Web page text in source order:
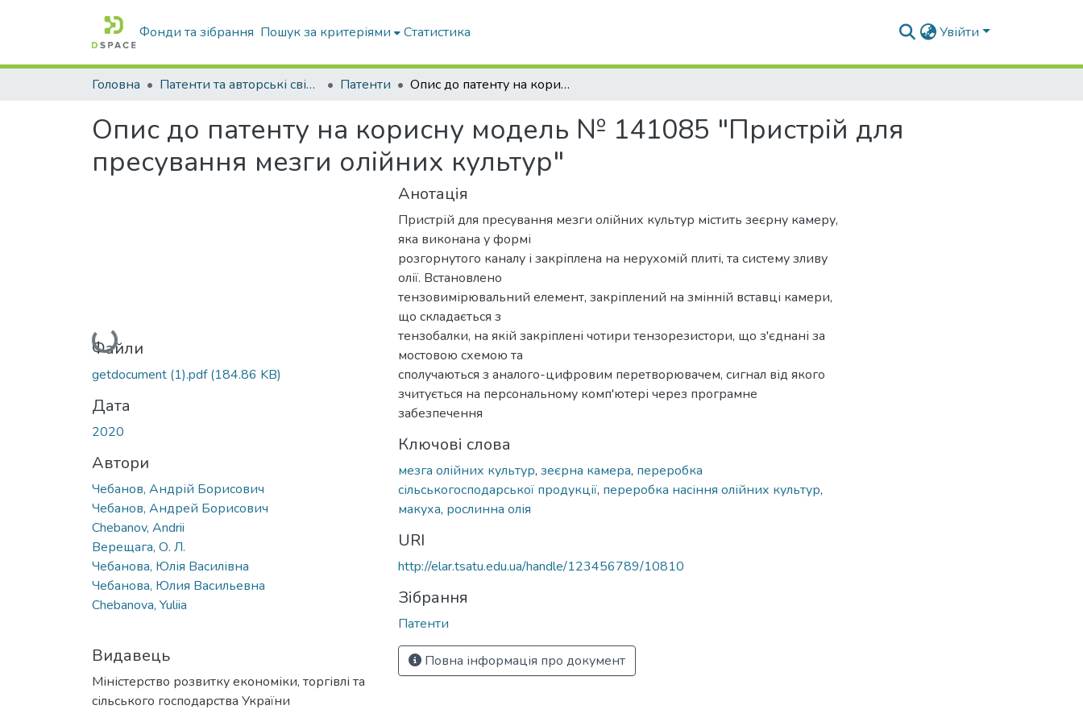
Фонди та зібрання Пошук за критеріями Статистика Увійти
Головна Патенти та авторські свідоцтва Патенти Опис до патенту на корисну модель № 141085 "Пристрій для пресування мезги олійних культур"
Опис до патенту на корисну модель № 141085 "Пристрій для
пресування мезги олійних культур"
Вантажиться...
Файли
getdocument (1).pdf(184.86 KB)
Дата
2020
Автори
Чебанов, Андрій Борисович
Чебанов, Андрей Борисович
Chebanov, Andrii
Верещага, О. Л.
Чебанова, Юлія Василівна
Чебанова, Юлия Васильевна
Chebanova, Yuliia
Видавець
Міністерство розвитку економіки, торгівлі та
сільського господарства України
Анотація
Пристрій для пресування мезги олійних культур містить зеєрну камеру,
яка виконана у формі
розгорнутого каналу і закріплена на нерухомій плиті, та систему зливу
олії. Встановлено
тензовимірювальний елемент, закріплений на змінній вставці камери,
що складається з
тензобалки, на якій закріплені чотири тензорезистори, що з'єднані за
мостовою схемою та
сполучаються з аналого-цифровим перетворювачем, сигнал від якого
зчитується на персональному комп'ютері через програмне
забезпечення
Ключові слова
мезга олійних культур, зеєрна камера, переробка
сільськогосподарської продукції, переробка насіння олійних культур,
макуха, рослинна олія
URI
http://elar.tsatu.edu.ua/handle/123456789/10810
Зібрання
Патенти
Повна інформація про документ